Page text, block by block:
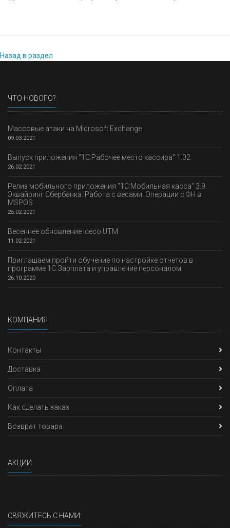
Назад в раздел
ЧТО НОВОГО?
Массовые атаки на Microsoft Exchange
09.03.2021
Выпуск приложения "1С:Рабочее место кассира" 1.02
26.02.2021
Релиз мобильного приложения "1С:Мобильная касса" 3.9.
Эквайринг Сбербанка. Работа с весами. Операции с ФН в
MSPOS
25.02.2021
Весеннее обновление Ideco UTM
11.02.2021
Приглашаем пройти обучение по настройке отчетов в
программе 1С:Зарплата и управление персоналом
26.10.2020
КОМПАНИЯ
Контакты
Доставка
Оплата
Как сделать заказ
Возврат товара
АКЦИИ
СВЯЖИТЕСЬ С НАМИ: